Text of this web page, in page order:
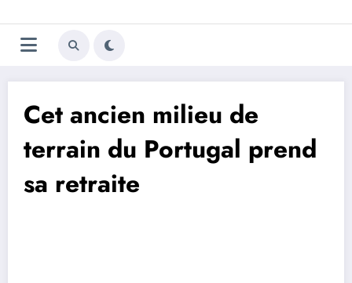
au
contenu
Trivela
L'actualité du football
Cet ancien milieu de
terrain du Portugal prend
sa retraite